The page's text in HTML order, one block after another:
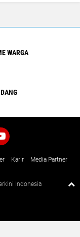
WARGA
Karir
Media Partner
Indonesia